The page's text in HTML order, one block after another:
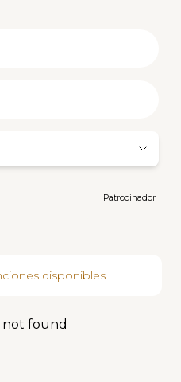
Patrocinador
disponibles